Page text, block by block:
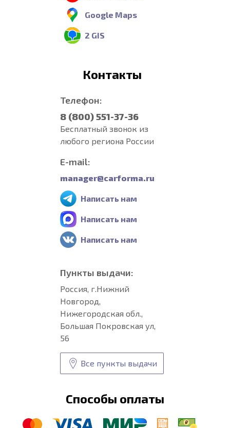
Google Maps
2 GIS
Контакты
Телефон:
8 (800) 551-37-36
Бесплатный звонок из
любого региона России
E-mail:
manager@carforma.ru
Написать нам
Написать нам
Написать нам
Пункты выдачи:
Россия, г.Нижний
Новгород,
Нижегородская обл.,
Большая Покровская ул,
56
Все пункты выдачи
Способы оплаты